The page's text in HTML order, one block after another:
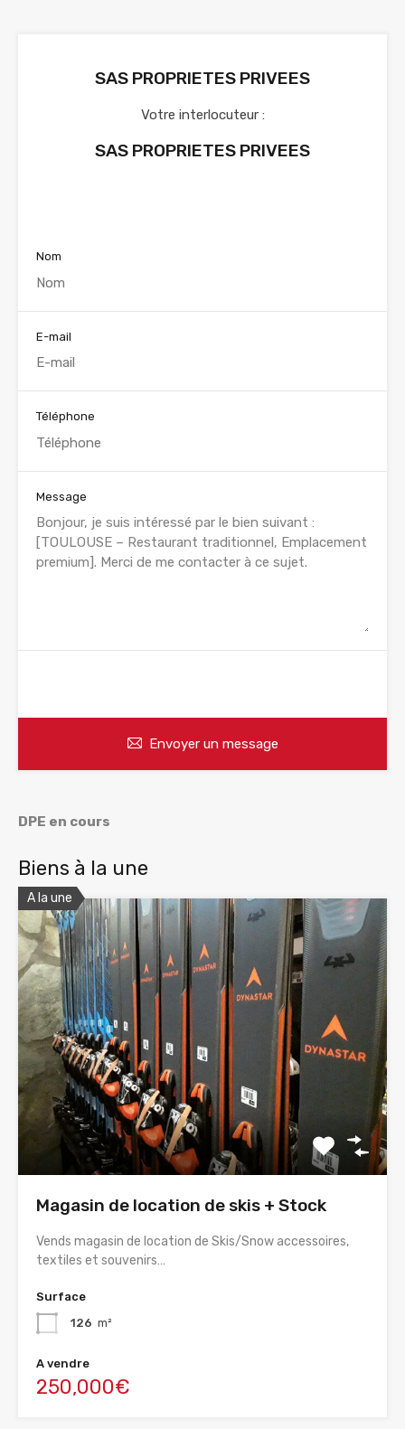
SAS PROPRIETES PRIVEES
Votre interlocuteur :
SAS PROPRIETES PRIVEES
Nom
E-mail
Téléphone
Message
Envoyer un message
DPE en cours
Biens à la une
A la une
Magasin de location de skis + Stock
Vends magasin de location de Skis/Snow accessoires,
textiles et souvenirs…
Surface
126 m²
A vendre
250,000€